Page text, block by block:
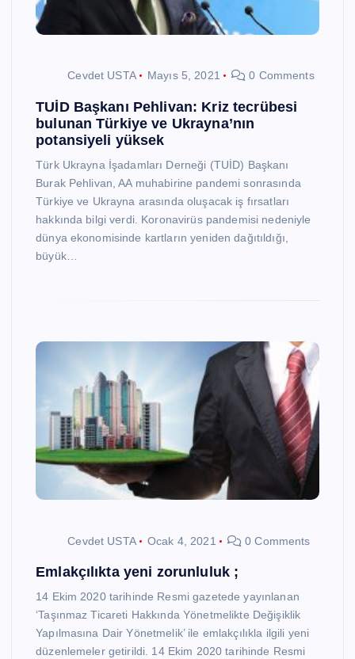
Cevdet USTA Mayıs 5, 2021 0 Comments
TUİD Başkanı Pehlivan: Kriz tecrübesi
bulunan Türkiye ve Ukrayna’nın
potansiyeli yüksek
Türk Ukrayna İşadamları Derneği (TUİD) Başkanı
Burak Pehlivan, AA muhabirine pandemi sonrasında
Türkiye ve Ukrayna arasında oluşacak iş fırsatları
hakkında bilgi verdi. Koronavirüs pandemisi nedeniyle
dünya ekonomisinde kartların yeniden dağıtıldığı,
büyük…
Cevdet USTA Ocak 4, 2021 0 Comments
Emlakçılıkta yeni zorunluluk ;
14 Ekim 2020 tarihinde Resmi gazetede yayınlanan
‘Taşınmaz Ticareti Hakkında Yönetmelikte Değişiklik
Yapılmasına Dair Yönetmelik’ ile emlakçılıkla ilgili yeni
düzenlemeler getirildi. 14 Ekim 2020 tarihinde Resmi